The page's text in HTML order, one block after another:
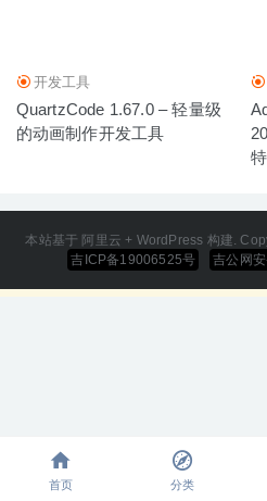
开发工具
QuartzCode 1.67.0 – 轻量级
的动画制作开发工具
本站基于 阿里云 + WordPress 构建.
吉ICP备19006525号
吉公网
首页 分类